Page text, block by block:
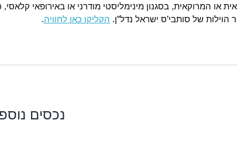
או המרוקאית, בסגנון מינימליסטי מודרני או באירופאי
של סותבי’ס ישראל נדל”ן. הקליקו כאן לחוויה.
נכסים